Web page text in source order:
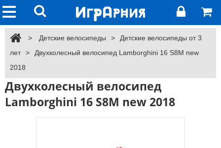
> Детские велосипеды >
Детские велосипеды от 3
лет
>
Двухколесный велосипед Lamborghini 16 S8M new
2018
Двухколесный велосипед
Lamborghini 16 S8M new 2018